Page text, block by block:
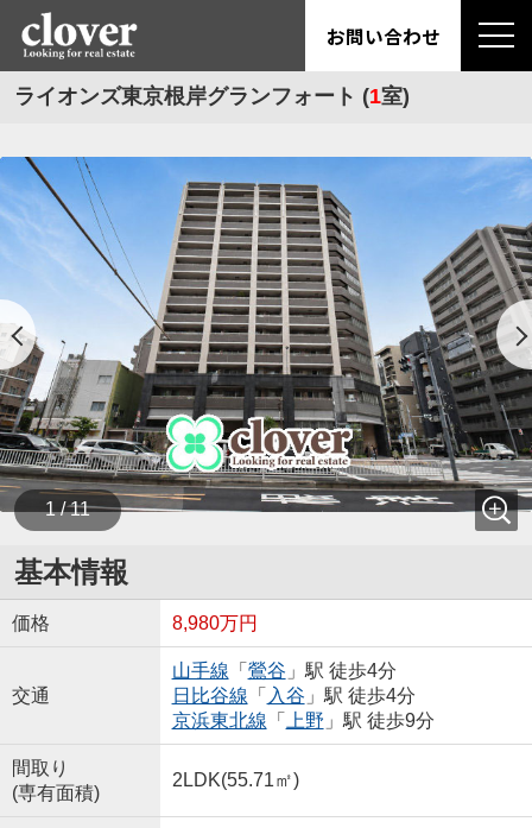
お問い合わせ
ライオンズ東京根岸グランフォート (1室)
1 / 11
基本情報
価格 8,980万円
交通
山手線 「 鶯谷 」駅 徒歩4分
日比谷線 「 入谷 」駅 徒歩4分
京浜東北線 「 上野 」駅 徒歩9分
間取り
(専有面積)
2LDK(55.71㎡)